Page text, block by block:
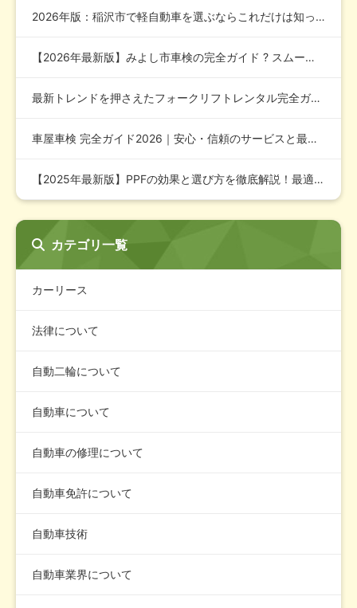
2026年版：稲沢市で軽自動車を選ぶならこれだけは知っておき…
【2026年最新版】みよし市車検の完全ガイド ? スムーズで…
最新トレンドを押さえたフォークリフトレンタル完全ガイド202…
車屋車検 完全ガイド2026｜安心・信頼のサービスと最適な費…
【2025年最新版】PPFの効果と選び方を徹底解説！最適な対…
カテゴリ一覧
カーリース
法律について
自動二輪について
自動車について
自動車の修理について
自動車免許について
自動車技術
自動車業界について